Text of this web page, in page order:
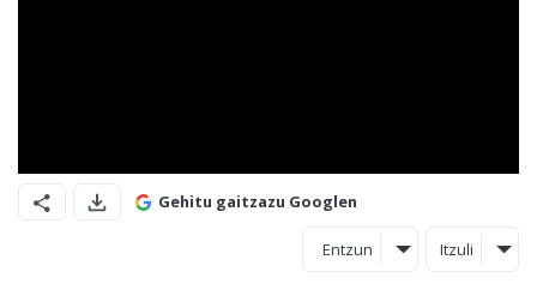
Gehitu gaitzazu Googlen
Entzun Itzuli